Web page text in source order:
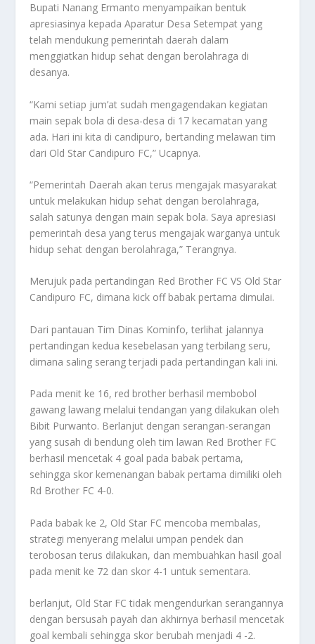
Bupati Nanang Ermanto menyampaikan bentuk
apresiasinya kepada Aparatur Desa Setempat yang
telah mendukung pemerintah daerah dalam
menggiatkan hidup sehat dengan berolahraga di
desanya.
“Kami setiap jum’at sudah mengagendakan kegiatan
main sepak bola di desa-desa di 17 kecamatan yang
ada. Hari ini kita di candipuro, bertanding melawan tim
dari Old Star Candipuro FC,” Ucapnya.
“Pemerintah Daerah akan terus mengajak masyarakat
untuk melakukan hidup sehat dengan berolahraga,
salah satunya dengan main sepak bola. Saya apresiasi
pemerintah desa yang terus mengajak warganya untuk
hidup sehat dengan berolahraga,” Terangnya.
Merujuk pada pertandingan Red Brother FC VS Old Star
Candipuro FC, dimana kick off babak pertama dimulai.
Dari pantauan Tim Dinas Kominfo, terlihat jalannya
pertandingan kedua kesebelasan yang terbilang seru,
dimana saling serang terjadi pada pertandingan kali ini.
Pada menit ke 16, red brother berhasil membobol
gawang lawang melalui tendangan yang dilakukan oleh
Bibit Purwanto. Berlanjut dengan serangan-serangan
yang susah di bendung oleh tim lawan Red Brother FC
berhasil mencetak 4 goal pada babak pertama,
sehingga skor kemenangan babak pertama dimiliki oleh
Rd Brother FC 4-0.
Pada babak ke 2, Old Star FC mencoba membalas,
strategi menyerang melalui umpan pendek dan
terobosan terus dilakukan, dan membuahkan hasil goal
pada menit ke 72 dan skor 4-1 untuk sementara.
berlanjut, Old Star FC tidak mengendurkan serangannya
dengan bersusah payah dan akhirnya berhasil mencetak
goal kembali sehingga skor berubah menjadi 4 -2.